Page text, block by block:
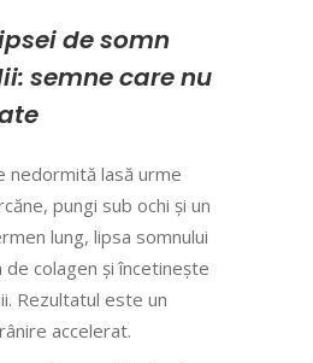
de somn
semne care nu
nedormită lasă urme
pungi sub ochi și un
lung, lipsa somnului
colagen și încetinește
Rezultatul este un
accelerat.